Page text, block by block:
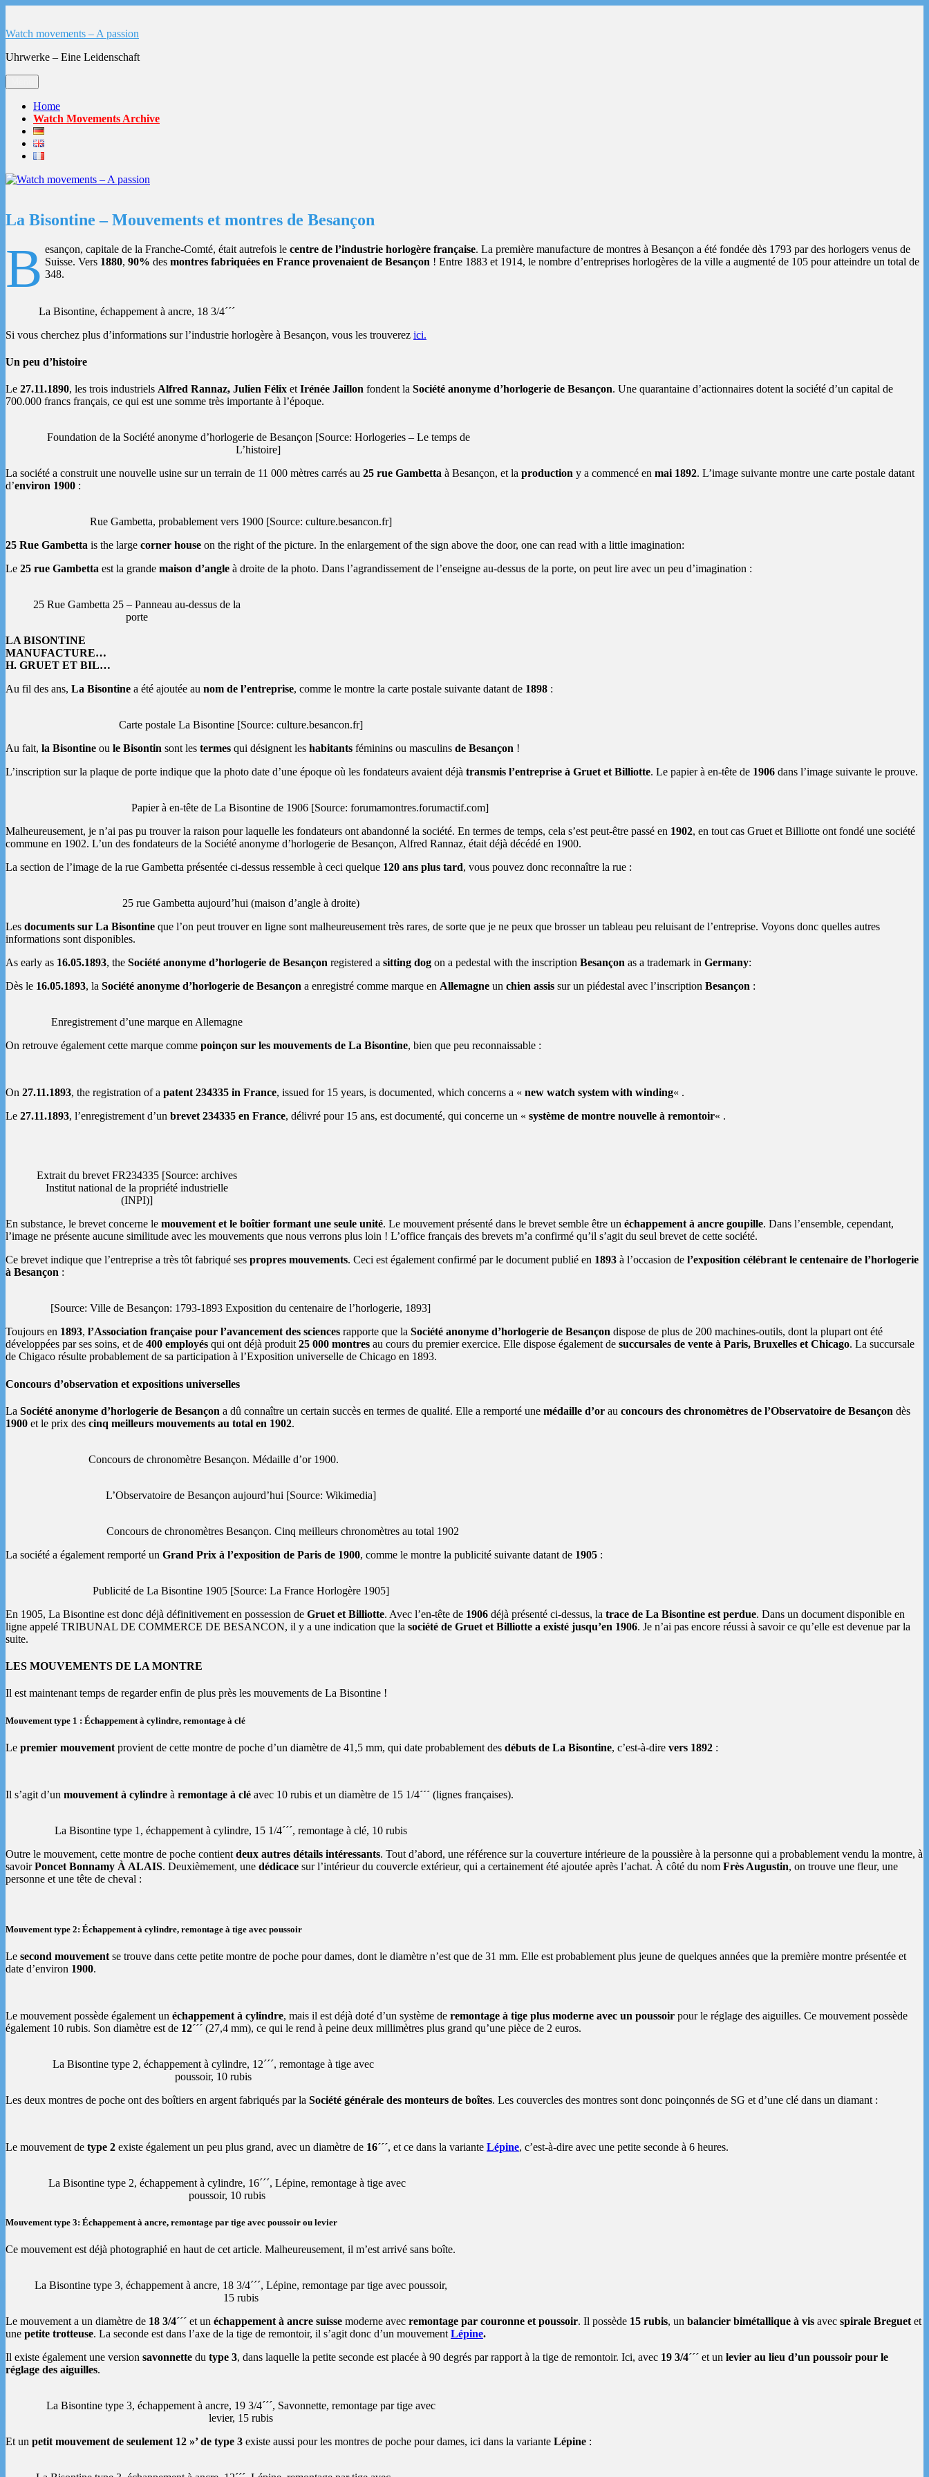
contenu
Watch movements – A passion
Uhrwerke – Eine Leidenschaft
Home
Watch Movements Archive
La Bisontine – Mouvements et montres de Besançon
B esançon, capitale de la Franche-Comté, était autrefois le centre de l’industrie horlogère française. La première manufacture de montres à Besançon a été fondée dès 1793 par des horlogers venus de
Suisse. Vers 1880, 90% des montres fabriquées en France provenaient de Besançon ! Entre 1883 et 1914, le nombre d’entreprises horlogères de la ville a augmenté de 105 pour atteindre un total de
348.
La Bisontine, échappement à ancre, 18 3/4´´´
Si vous cherchez plus d’informations sur l’industrie horlogère à Besançon, vous les trouverez ici.
Un peu d’histoire
Le 27.11.1890, les trois industriels Alfred Rannaz, Julien Félix et Irénée Jaillon fondent la Société anonyme d’horlogerie de Besançon. Une quarantaine d’actionnaires dotent la société d’un capital de
700.000 francs français, ce qui est une somme très importante à l’époque.
Foundation de la Société anonyme d’horlogerie de Besançon [Source: Horlogeries – Le temps de
L’histoire]
La société a construit une nouvelle usine sur un terrain de 11 000 mètres carrés au 25 rue Gambetta à Besançon, et la production y a commencé en mai 1892. L’image suivante montre une carte postale datant
d’environ 1900 :
Rue Gambetta, probablement vers 1900 [Source: culture.besancon.fr]
25 Rue Gambetta is the large corner house on the right of the picture. In the enlargement of the sign above the door, one can read with a little imagination:
Le 25 rue Gambetta est la grande maison d’angle à droite de la photo. Dans l’agrandissement de l’enseigne au-dessus de la porte, on peut lire avec un peu d’imagination :
25 Rue Gambetta 25 – Panneau au-dessus de la
porte
LA BISONTINE
MANUFACTURE…
H. GRUET ET BIL…
Au fil des ans, La Bisontine a été ajoutée au nom de l’entreprise, comme le montre la carte postale suivante datant de 1898 :
Carte postale La Bisontine [Source: culture.besancon.fr]
Au fait, la Bisontine ou le Bisontin sont les termes qui désignent les habitants féminins ou masculins de Besançon !
L’inscription sur la plaque de porte indique que la photo date d’une époque où les fondateurs avaient déjà transmis l’entreprise à Gruet et Billiotte. Le papier à en-tête de 1906 dans l’image suivante le prouve.
Papier à en-tête de La Bisontine de 1906 [Source: forumamontres.forumactif.com]
Malheureusement, je n’ai pas pu trouver la raison pour laquelle les fondateurs ont abandonné la société. En termes de temps, cela s’est peut-être passé en 1902, en tout cas Gruet et Billiotte ont fondé une société
commune en 1902. L’un des fondateurs de la Société anonyme d’horlogerie de Besançon, Alfred Rannaz, était déjà décédé en 1900.
La section de l’image de la rue Gambetta présentée ci-dessus ressemble à ceci quelque 120 ans plus tard, vous pouvez donc reconnaître la rue :
25 rue Gambetta aujourd’hui (maison d’angle à droite)
Les documents sur La Bisontine que l’on peut trouver en ligne sont malheureusement très rares, de sorte que je ne peux que brosser un tableau peu reluisant de l’entreprise. Voyons donc quelles autres
informations sont disponibles.
As early as 16.05.1893, the Société anonyme d’horlogerie de Besançon registered a sitting dog on a pedestal with the inscription Besançon as a trademark in Germany:
Dès le 16.05.1893, la Société anonyme d’horlogerie de Besançon a enregistré comme marque en Allemagne un chien assis sur un piédestal avec l’inscription Besançon :
Enregistrement d’une marque en Allemagne
On retrouve également cette marque comme poinçon sur les mouvements de La Bisontine, bien que peu reconnaissable :
On 27.11.1893, the registration of a patent 234335 in France, issued for 15 years, is documented, which concerns a « new watch system with winding« .
Le 27.11.1893, l’enregistrement d’un brevet 234335 en France, délivré pour 15 ans, est documenté, qui concerne un « système de montre nouvelle à remontoir« .
Extrait du brevet FR234335 [Source: archives
Institut national de la propriété industrielle
(INPI)]
En substance, le brevet concerne le mouvement et le boîtier formant une seule unité. Le mouvement présenté dans le brevet semble être un échappement à ancre goupille. Dans l’ensemble, cependant,
l’image ne présente aucune similitude avec les mouvements que nous verrons plus loin ! L’office français des brevets m’a confirmé qu’il s’agit du seul brevet de cette société.
Ce brevet indique que l’entreprise a très tôt fabriqué ses propres mouvements. Ceci est également confirmé par le document publié en 1893 à l’occasion de l’exposition célébrant le centenaire de l’horlogerie
à Besançon :
[Source: Ville de Besançon: 1793-1893 Exposition du centenaire de l’horlogerie, 1893]
Toujours en 1893, l’Association française pour l’avancement des sciences rapporte que la Société anonyme d’horlogerie de Besançon dispose de plus de 200 machines-outils, dont la plupart ont été
développées par ses soins, et de 400 employés qui ont déjà produit 25 000 montres au cours du premier exercice. Elle dispose également de succursales de vente à Paris, Bruxelles et Chicago. La succursale
de Chigaco résulte probablement de sa participation à l’Exposition universelle de Chicago en 1893.
Concours d’observation et expositions universelles
La Société anonyme d’horlogerie de Besançon a dû connaître un certain succès en termes de qualité. Elle a remporté une médaille d’or au concours des chronomètres de l’Observatoire de Besançon dès
1900 et le prix des cinq meilleurs mouvements au total en 1902.
Concours de chronomètre Besançon. Médaille d’or 1900.
L’Observatoire de Besançon aujourd’hui [Source: Wikimedia]
Concours de chronomètres Besançon. Cinq meilleurs chronomètres au total 1902
La société a également remporté un Grand Prix à l’exposition de Paris de 1900, comme le montre la publicité suivante datant de 1905 :
Publicité de La Bisontine 1905 [Source: La France Horlogère 1905]
En 1905, La Bisontine est donc déjà définitivement en possession de Gruet et Billiotte. Avec l’en-tête de 1906 déjà présenté ci-dessus, la trace de La Bisontine est perdue. Dans un document disponible en
ligne appelé TRIBUNAL DE COMMERCE DE BESANCON, il y a une indication que la société de Gruet et Billiotte a existé jusqu’en 1906. Je n’ai pas encore réussi à savoir ce qu’elle est devenue par la
suite.
LES MOUVEMENTS DE LA MONTRE
Il est maintenant temps de regarder enfin de plus près les mouvements de La Bisontine !
Mouvement type 1 : Échappement à cylindre, remontage à clé
Le premier mouvement provient de cette montre de poche d’un diamètre de 41,5 mm, qui date probablement des débuts de La Bisontine, c’est-à-dire vers 1892 :
Il s’agit d’un mouvement à cylindre à remontage à clé avec 10 rubis et un diamètre de 15 1/4´´´ (lignes françaises).
La Bisontine type 1, échappement à cylindre, 15 1/4´´´, remontage à clé, 10 rubis
Outre le mouvement, cette montre de poche contient deux autres détails intéressants. Tout d’abord, une référence sur la couverture intérieure de la poussière à la personne qui a probablement vendu la montre, à
savoirPoncet Bonnamy À ALAIS. Deuxièmement, une dédicace sur l’intérieur du couvercle extérieur, qui a certainement été ajoutée après l’achat. À côté du nom Frès Augustin, on trouve une fleur, une
personne et une tête de cheval :
Mouvement type 2: Échappement à cylindre, remontage à tige avec poussoir
Le second mouvement se trouve dans cette petite montre de poche pour dames, dont le diamètre n’est que de 31 mm. Elle est probablement plus jeune de quelques années que la première montre présentée et
date d’environ 1900.
Le mouvement possède également un échappement à cylindre, mais il est déjà doté d’un système de remontage à tige plus moderne avec un poussoir pour le réglage des aiguilles. Ce mouvement possède
également 10 rubis. Son diamètre est de 12´´´ (27,4 mm), ce qui le rend à peine deux millimètres plus grand qu’une pièce de 2 euros.
La Bisontine type 2, échappement à cylindre, 12´´´, remontage à tige avec
poussoir, 10 rubis
Les deux montres de poche ont des boîtiers en argent fabriqués par la Société générale des monteurs de boîtes. Les couvercles des montres sont donc poinçonnés de SG et d’une clé dans un diamant :
Le mouvement de type 2 existe également un peu plus grand, avec un diamètre de 16´´´, et ce dans la variante Lépine, c’est-à-dire avec une petite seconde à 6 heures.
La Bisontine type 2, échappement à cylindre, 16´´´, Lépine, remontage à tige avec
poussoir, 10 rubis
Mouvement type 3: Échappement à ancre, remontage par tige avec poussoir ou levier
Ce mouvement est déjà photographié en haut de cet article. Malheureusement, il m’est arrivé sans boîte.
La Bisontine type 3, échappement à ancre, 18 3/4´´´, Lépine, remontage par tige avec poussoir,
15 rubis
Le mouvement a un diamètre de 18 3/4´´´ et un échappement à ancre suisse moderne avec remontage par couronne et poussoir. Il possède 15 rubis, un balancier bimétallique à vis avec spirale Breguetet
une petite trotteuse. La seconde est dans l’axe de la tige de remontoir, il s’agit donc d’un mouvementLépine.
Il existe également une version savonnette du type 3, dans laquelle la petite seconde est placée à 90 degrés par rapport à la tige de remontoir. Ici, avec 19 3/4´´´ et un levier au lieu d’un poussoir pour le
réglage des aiguilles.
La Bisontine type 3, échappement à ancre, 19 3/4´´´, Savonnette, remontage par tige avec
levier, 15 rubis
Et un petit mouvement de seulement 12 »’ de type 3 existe aussi pour les montres de poche pour dames, ici dans la variante Lépine :